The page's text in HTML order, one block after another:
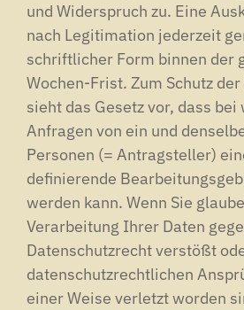
und Widerspruch zu. Eine
nach Legitimation jederzeit
schriftlicher Form binnen der
Wochen-Frist. Zum Schutz
sieht das Gesetz vor, dass
Anfragen von ein und
Personen (= Antragsteller)
definierende
werden kann. Wenn Sie
Verarbeitung Ihrer Daten
Datenschutzrecht verstößt
datenschutzrechtlichen
einer Weise verletzt worden